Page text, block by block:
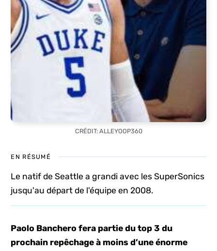
CRÉDIT: ALLEYOOP360
EN RÉSUMÉ
Le natif de Seattle a grandi avec les SuperSonics
jusqu'au départ de l'équipe en 2008.
Paolo Banchero fera partie du top 3 du
prochain repêchage à moins d’une énorme